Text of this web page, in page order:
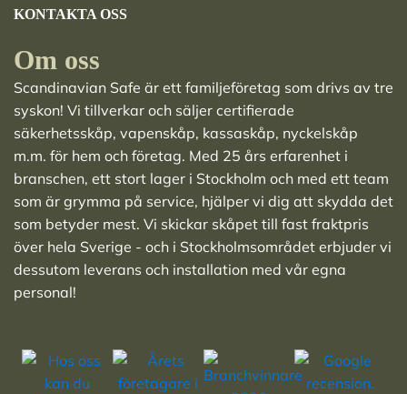
KONTAKTA OSS
Om oss
Scandinavian Safe är ett familjeföretag som drivs av tre
syskon! Vi tillverkar och säljer certifierade
säkerhetsskåp, vapenskåp, kassaskåp, nyckelskåp
m.m. för hem och företag. Med 25 års erfarenhet i
branschen, ett stort lager i Stockholm och med ett team
som är grymma på service, hjälper vi dig att skydda det
som betyder mest. Vi skickar skåpet till fast fraktpris
över hela Sverige - och i Stockholmsområdet erbjuder vi
dessutom leverans och installation med vår egna
personal!